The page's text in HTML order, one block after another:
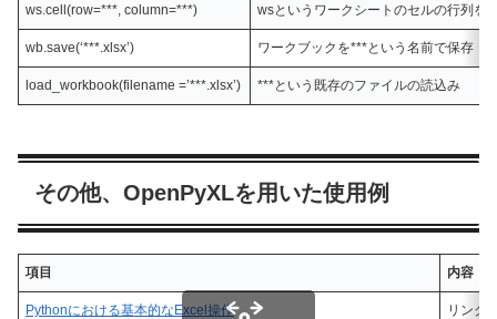
ws.cell(row=***, column=***) wsというワークシートのセルの行列を
wb.save(‘***.xlsx’) ワークブックを***という名前で保存
load_workbook(filename =’***.xlsx’) ***という既存のファイルの読込み
その他、OpenPyXLを用いた使用例
項目 内容
Pythonにおける基本的なExcel操作 リンク